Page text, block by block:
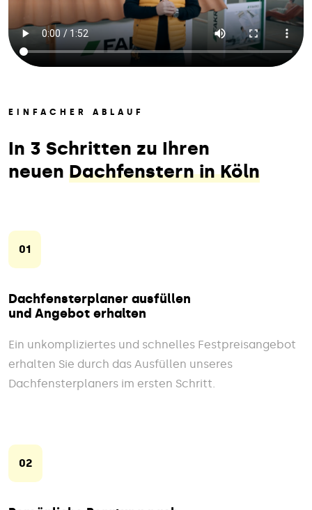
EINFACHER ABLAUF
In 3 Schritten zu Ihren
neuen Dachfenstern in Köln
01
Dachfensterplaner ausfüllen
und Angebot erhalten
Ein unkompliziertes und schnelles Festpreisangebot
erhalten Sie durch das Ausfüllen unseres
Dachfensterplaners im ersten Schritt.
02